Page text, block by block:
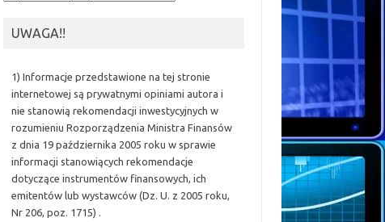
UWAGA!!
1) Informacje przedstawione na tej stronie
internetowej są prywatnymi opiniami autora i
nie stanowią rekomendacji inwestycyjnych w
rozumieniu Rozporządzenia Ministra Finansów
z dnia 19 października 2005 roku w sprawie
informacji stanowiących rekomendacje
dotyczące instrumentów finansowych, ich
emitentów lub wystawców (Dz. U. z 2005 roku,
Nr 206, poz. 1715) .